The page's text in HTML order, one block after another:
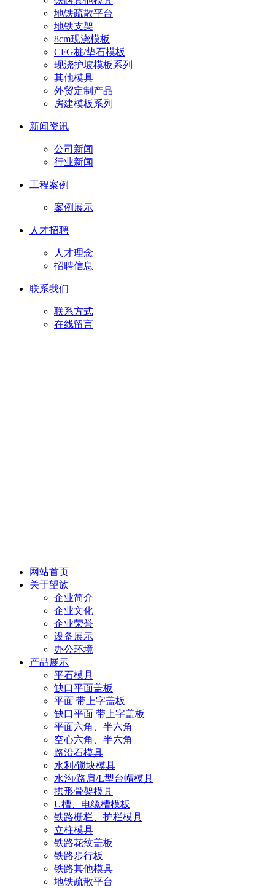
地铁疏散平台
地铁支架
8cm现浇模板
CFG桩/垫石模板
现浇护坡模板系列
其他模具
外贸定制产品
房建模板系列
新闻资讯
公司新闻
行业新闻
工程案例
案例展示
人才招聘
人才理念
招聘信息
联系我们
联系方式
在线留言
网站首页
关于望族
企业简介
企业文化
企业荣誉
设备展示
办公环境
产品展示
平石模具
缺口平面盖板
平面 带上字盖板
缺口平面 带上字盖板
平面六角、半六角
空心六角、半六角
路沿石模具
水利/锁块模具
水沟/路肩/L型台帽模具
拱形骨架模具
U槽、电缆槽模板
铁路栅栏、护栏模具
立柱模具
铁路花纹盖板
铁路步行板
铁路其他模具
地铁疏散平台